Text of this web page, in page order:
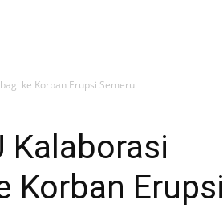
ke Korban Erupsi Semeru
Kalaborasi
Korban Erupsi